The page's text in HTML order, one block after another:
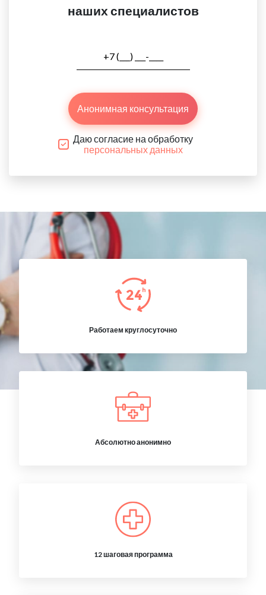
наших специалистов
Анонимная консультация
Даю согласие на обработку
персональных данных
Работаем круглосуточно
Абсолютно анонимно
12 шаговая программа